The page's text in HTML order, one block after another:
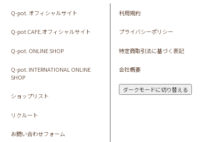
Q-pot. オフィシャルサイト
Q-pot CAFE.オフィシャルサイト
Q-pot. ONLINE SHOP
Q-pot. INTERNATIONAL ONLINE
SHOP
ショップリスト
リクルート
お問い合わせフォーム
利用規約
プライバシーポリシー
特定商取引法に基づく表記
会社概要
ダークモードに切り替える